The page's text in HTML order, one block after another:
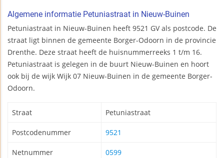
Algemene informatie Petuniastraat in Nieuw-Buinen
Petuniastraat in Nieuw-Buinen heeft 9521 GV als postcode. De
straat ligt binnen de gemeente Borger-Odoorn in de provincie
Drenthe. Deze straat heeft de huisnummerreeks 1 t/m 16.
Petuniastraat is gelegen in de buurt Nieuw-Buinen en hoort
ook bij de wijk Wijk 07 Nieuw-Buinen in de gemeente Borger-
Odoorn.
Straat Petuniastraat
Postcodenummer 9521
Netnummer 0599